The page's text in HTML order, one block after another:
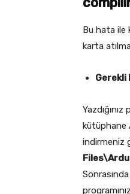
Bu hata ile
karta
Gerekli
kütüphane
indirmeniz
Sonrasında